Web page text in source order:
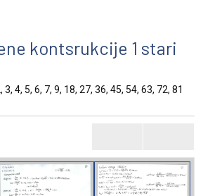
kontsrukcije 1 stari
4, 5, 6, 7, 9, 18, 27, 36, 45, 54, 63, 72, 81